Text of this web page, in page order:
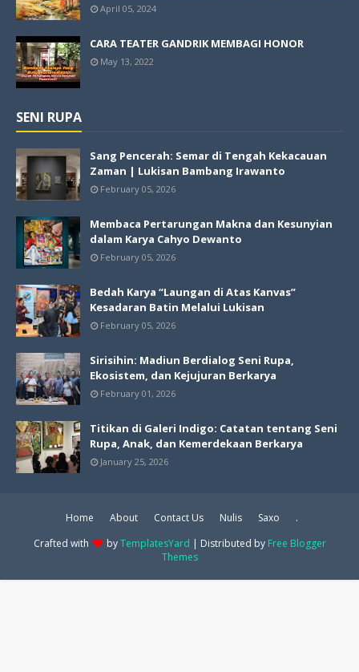
April 05, 2024
CARA TEATER GANDRIK MEMBAGI HONOR
May 13, 2022
SENI RUPA
Sang Pencerah: Semar di Tengah Kekacauan
Zaman | Lukisan Bambang Irawanto
February 05, 2026
Membaca Pertarungan Makna dan Kesunyian
dalam Karya Cahyo Dewanto
February 05, 2026
Bedah Karya “Laungan di Atas Kanvas”
Kesadaran Batin Melalui Lukisan
February 05, 2026
Sirisihin: Madiun Berdialog Seni Rupa,
Ekosistem, dan Kejujuran Berkarya
February 01, 2026
Titikan di Galeri Indigo: Catatan tentang Seni
Rupa, Anak, dan Kemerdekaan Berkarya
January 25, 2026
Home About Contact Us Nulis Saxo
.
Crafted with
byTemplatesYard | Distributed by Free Blogger
Themes